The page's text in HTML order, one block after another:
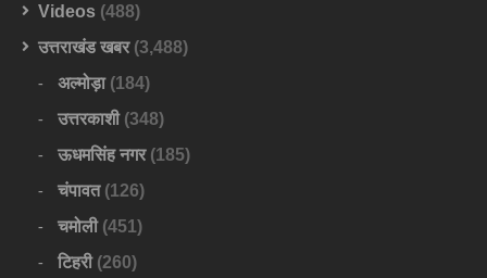
Videos (488)
उत्तराखंड खबर(3,488)
अल्मोड़ा(184)
उत्तरकाशी(348)
ऊधमसिंह नगर(185)
चंपावत(126)
चमोली(451)
टिहरी(260)